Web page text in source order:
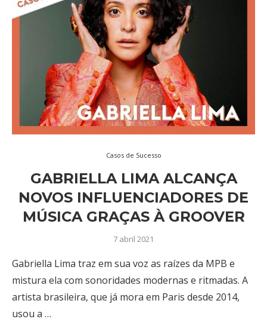
Casos de Sucesso
GABRIELLA LIMA ALCANÇA
NOVOS INFLUENCIADORES DE
MÚSICA GRAÇAS À GROOVER
7 abril 2021
Gabriella Lima traz em sua voz as raízes da MPB e
mistura ela com sonoridades modernas e ritmadas. A
artista brasileira, que já mora em Paris desde 2014,
usou a …